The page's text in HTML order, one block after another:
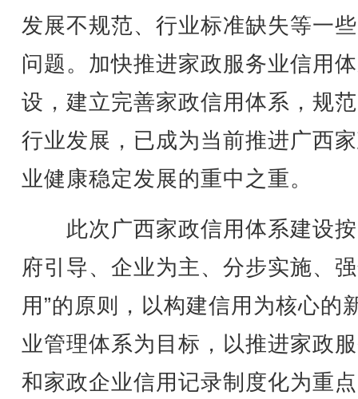
发展不规范、行业标准缺失等一
问题。加快推进家政服务业信用
设，建立完善家政信用体系，规
行业发展，已成为当前推进广西
业健康稳定发展的重中之重。
此次广西家政信用体系建设按
府引导、企业为主、分步实施、
用”的原则，以构建信用为核心的
业管理体系为目标，以推进家政
和家政企业信用记录制度化为重